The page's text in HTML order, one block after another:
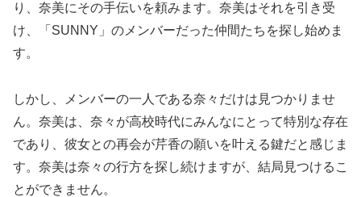
り、奈美にその手伝いを頼みます。奈美はそれを引き受
け、「SUNNY」のメンバーだった仲間たちを探し始めま
す。
しかし、メンバーの一人である奈々だけは見つかりませ
ん。奈美は、奈々が高校時代にみんなにとって特別な存在
であり、彼女との再会が芹香の願いを叶える鍵だと感じま
す。奈美は奈々の行方を探し続けますが、結局見つけるこ
とができません。